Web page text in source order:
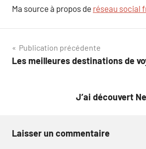
Ma source à propos de réseau social
Navigation
de
Publication précédente
Les meilleures destinations de
J’ai découvert
Laisser un commentaire